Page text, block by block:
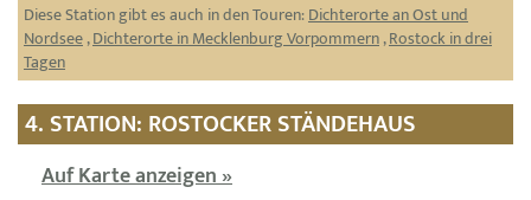
Diese Station gibt es auch in den Touren:Dichterorte an Ost und
Nordsee,Dichterorte in Mecklenburg Vorpommern,Rostock in drei
Tagen
4. STATION: ROSTOCKER STÄNDEHAUS
Auf Karte anzeigen »